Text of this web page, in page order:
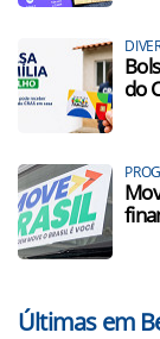
do
Últimas em